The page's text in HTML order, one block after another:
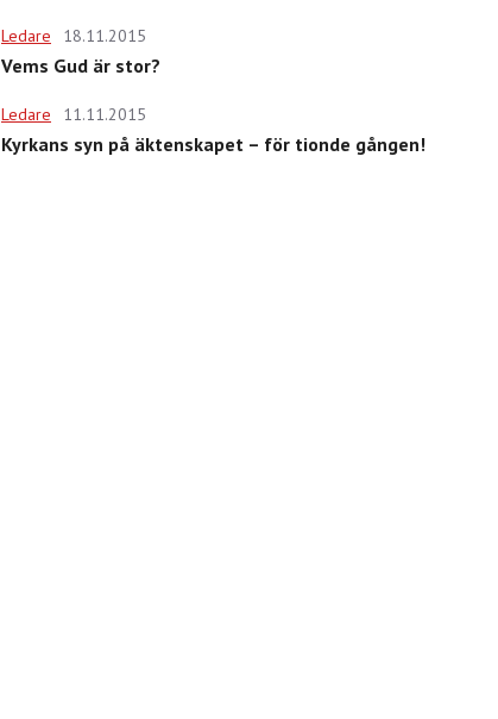
Ledare 18.11.2015
Vems Gud är stor?
Ledare 11.11.2015
Kyrkans syn på äktenskapet – för tionde gången!